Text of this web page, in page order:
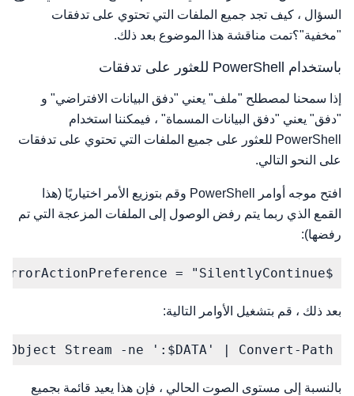
السؤال ، كيف تجد جميع الملفات التي تحتوي على تدفقات
"مخفية"؟تمت مناقشة هذا الموضوع بعد ذلك.
باستخدام PowerShell للعثور على تدفقات
إذا سمحنا لمصطلح "ملف" يعني "دفق البيانات الافتراضي" و
"دفق" يعني "دفق البيانات المسماة" ، فيمكننا استخدام
PowerShell للعثور على جميع الملفات التي تحتوي على تدفقات
على النحو التالي.
افتح موجه أوامر PowerShell وقم بتوزيع الأمر اختياريًا (هذا
القمع الذي ربما يتم رفض الوصول إلى الملفات المزعجة التي تم
رفضها):
$ErrorActionPreference = "SilentlyContinue"
بعد ذلك ، قم بتشغيل الأوامر التالية:
Stream -ne ':$DATA' | Convert-Path
بالنسبة إلى مستوى الصوت الحالي ، فإن هذا يعيد قائمة بجميع